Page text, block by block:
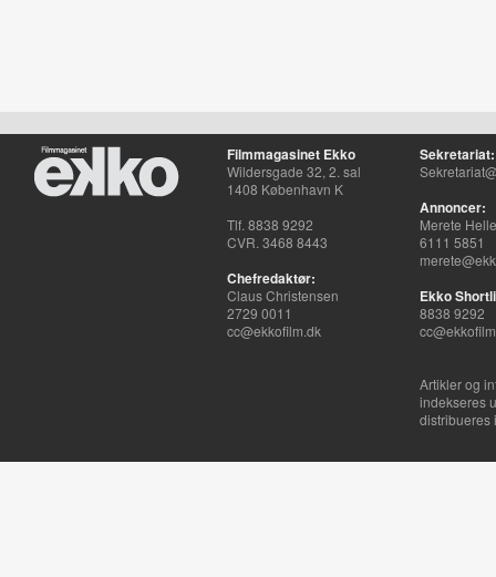
Filmmagasinet Ekko
Wildersgade 32, 2. sal
1408 København K
Tlf. 8838 9292
CVR. 3468 8443
Chefredaktør:
Claus Christensen
2729 0011
cc@ekkofilm.dk
Sekretariat:
Annoncer:
Merete
6111 5851
Ekko
8838 9292
Artikler og
indekseres
distribueres